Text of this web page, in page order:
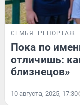
СЕМЬЯ РЕПОРТАЖ
Пока по
отличишь:
близнецов»
10 августа, 2025, 17:30